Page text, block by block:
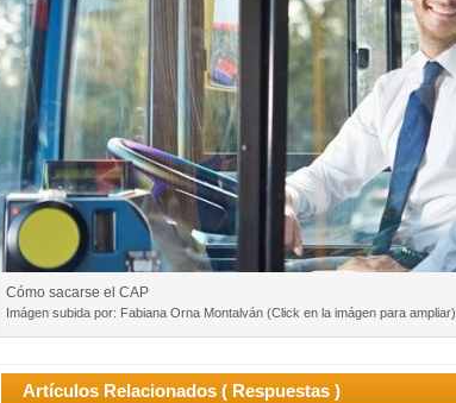
Cómo sacarse el CAP
Imágen subida por: Fabiana Orna Montalván (Click en la imágen para ampliar)
Artículos Relacionados ( Respuestas )